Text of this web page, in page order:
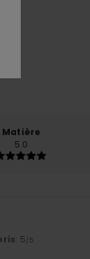
Matière
5.0
: 5/5